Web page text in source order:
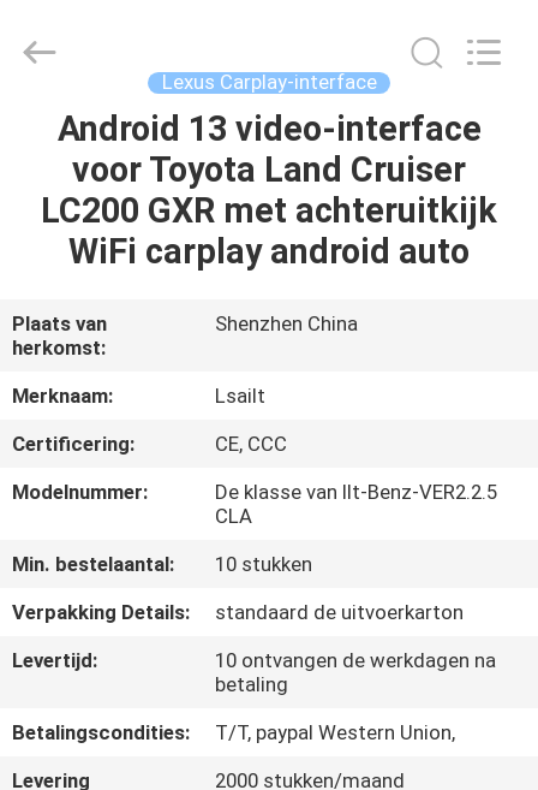
HUIS
PRODUCTEN
ONGEVEER
ONS
FABRIEKSREIS
KWALITEITSCONTROLE
CONTACTEER
ONS
NIEUWS
Automobile
Electron
Lexus Carplay-interface
Android 13 video-interface
voor Toyota Land Cruiser
LC200 GXR met achteruitkijk
WiFi carplay android auto
Plaats van
herkomst:
Shenzhen China
Merknaam:
Lsailt
Certificering:
CE, CCC
Modelnummer:
De klasse van llt-Benz-VER2.2.5
CLA
Min. bestelaantal:
10 stukken
Verpakking Details:
standaard de uitvoerkarton
Levertijd:
10 ontvangen de werkdagen na
betaling
Betalingscondities:
T/T, paypal Western Union,
Levering
2000 stukken/maand